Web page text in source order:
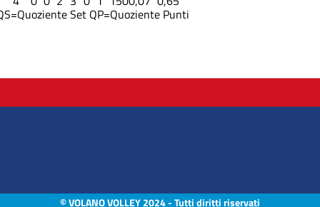
Set QP=Quoziente Punti
© VOLANO VOLLEY 2024 - Tutti diritti riservati